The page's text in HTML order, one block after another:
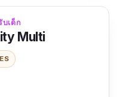
วะเหล่านี้ อย่าลืม
1200 ติดไม้ติดมือ
ห์กัน นอกจาก
เลซิตินยังมีส่วน
เด็ก
Multi